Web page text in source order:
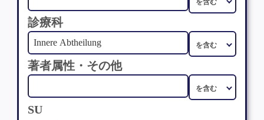
診療科
著者属性・その他
SU